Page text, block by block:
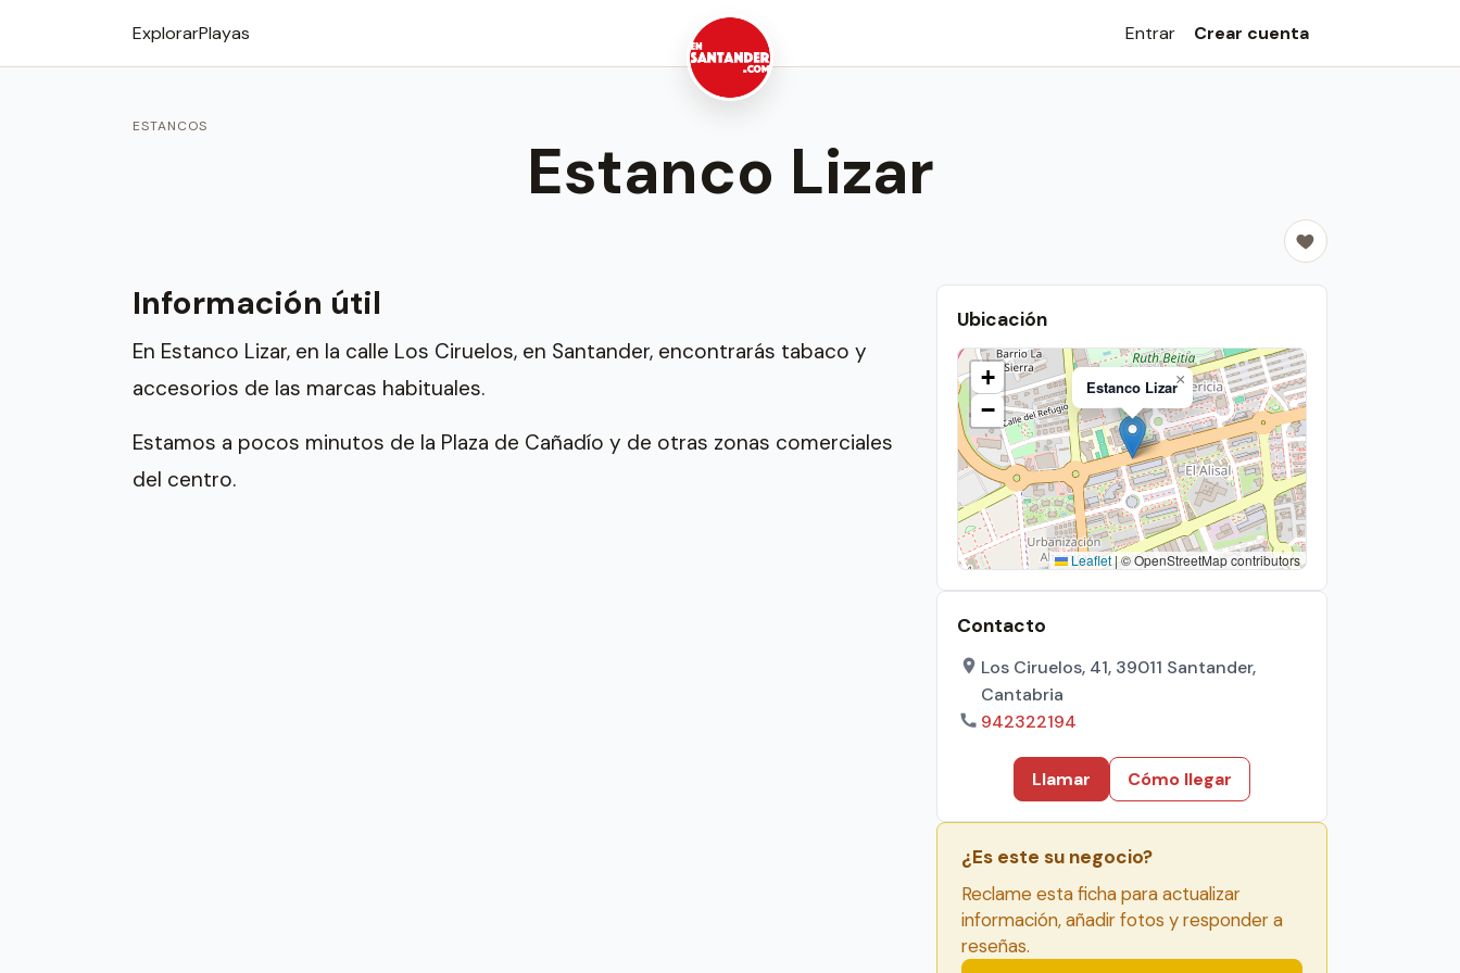
ExplorarPlayas Entrar Crear cuenta
ESTANCOS
Estanco Lizar
Información útil
En Estanco Lizar, en la calle Los Ciruelos, en Santander, encontrarás tabaco y
accesorios de las marcas habituales.
Estamos a pocos minutos de la Plaza de Cañadío y de otras zonas comerciales
del centro.
Ubicación
Estanco Lizar×
+
−
Leaflet |© OpenStreetMap contributors
Contacto
Los Ciruelos, 41, 39011 Santander,
Cantabria
942322194
Llamar Cómo llegar
¿Es este su negocio?
Reclame esta ficha para actualizar
información, añadir fotos y responder a
reseñas.